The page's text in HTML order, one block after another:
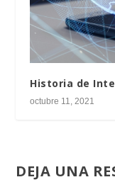
Historia de
octubre 11, 2021
DEJA UNA